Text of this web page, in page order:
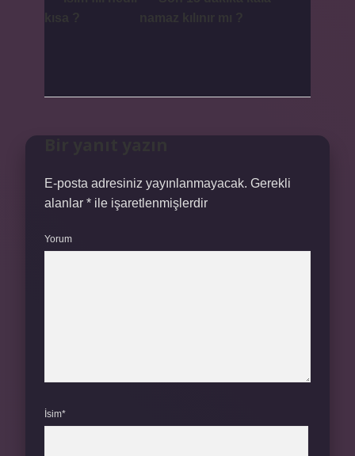
E-posta adresiniz yayınlanmayacak. Gerekli
alanlar * ile işaretlenmişlerdir
Yorum
İsim*